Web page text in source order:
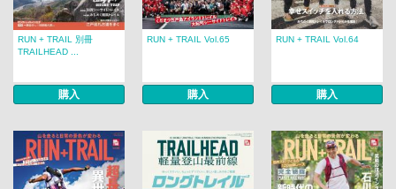
RUN + TRAIL 別冊
TRAILHEAD ...
購入
RUN + TRAIL Vol.65
購入
RUN + TRAIL Vol.64
購入